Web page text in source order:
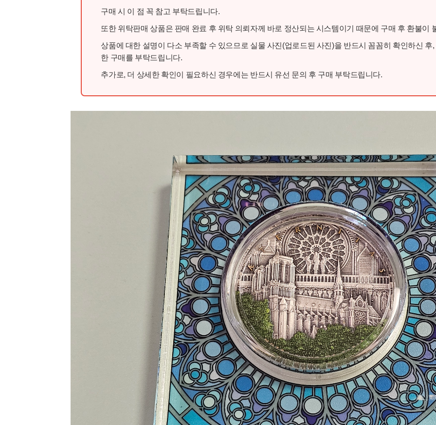
구매 시 이 점 꼭 참고 부탁드립니다.
또한 위탁판매 상품은 판매 완료 후 위탁 의뢰자께 바로 정산되는 시스템이기 때문에 구매 후 환불이
상품에 대한 설명이 다소 부족할 수 있으므로 실물 사진(업로드된 사진)을 반드시 꼼꼼히 확인하신
한 구매를 부탁드립니다.
추가로, 더 상세한 확인이 필요하신 경우에는 반드시 유선 문의 후 구매 부탁드립니다.